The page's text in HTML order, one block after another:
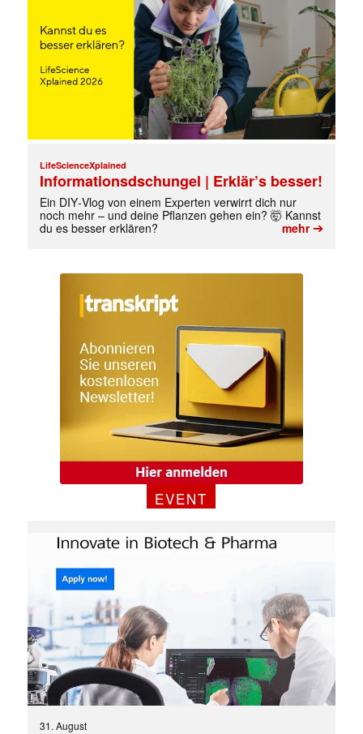
LifeScienceXplained
Informationsdschungel | Erklär’s besser!
Ein DIY‑Vlog von einem Experten verwirrt dich nur
noch mehr – und deine Pflanzen gehen ein? 🤯 Kannst
du es besser erklären?
mehr➔
EVENT
31. August